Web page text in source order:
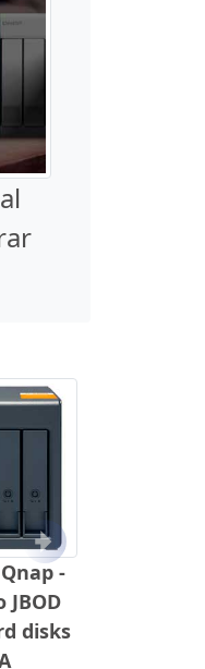
-
JBOD
disks
Próximo